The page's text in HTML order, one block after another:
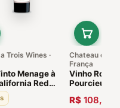
Trois Wines ·
Menage à
Red
90 pts
Unidos
Chateau de
França
Vinho Rosé
Pourcieux
750ml
R$ 108,00